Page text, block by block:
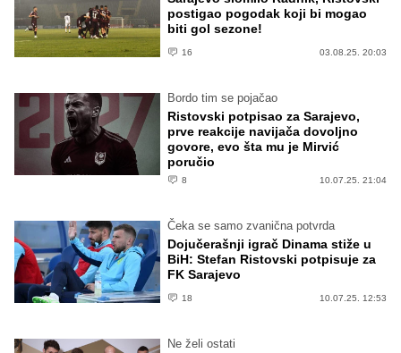
postigao pogodak koji bi mogao
biti gol sezone!
16 03.08.25. 20:03
Bordo tim se pojačao
Ristovski potpisao za Sarajevo,
prve reakcije navijača dovoljno
govore, evo šta mu je Mirvić
poručio
8 10.07.25. 21:04
Čeka se samo zvanična potvrda
Dojučerašnji igrač Dinama stiže u
BiH: Stefan Ristovski potpisuje za
FK Sarajevo
18 10.07.25. 12:53
Ne želi ostati